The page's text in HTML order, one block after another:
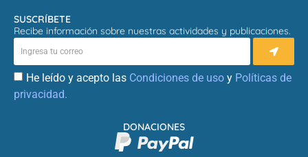
SUSCRÍBETE
Recibe información sobre nuestras actividades y publicaciones.
He leído y acepto las Condiciones de uso y Políticas de
privacidad.
DONACIONES